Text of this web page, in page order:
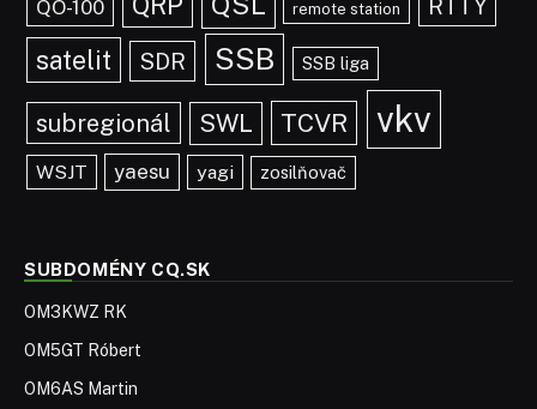
QO-100 remote station RTTY
satelit SDR SSB SSB liga
subregionál SWL TCVR vkv
WSJT yaesu yagi zosilňovač
SUBDOMÉNY CQ.SK
OM3KWZ RK
OM5GT Róbert
OM6AS Martin